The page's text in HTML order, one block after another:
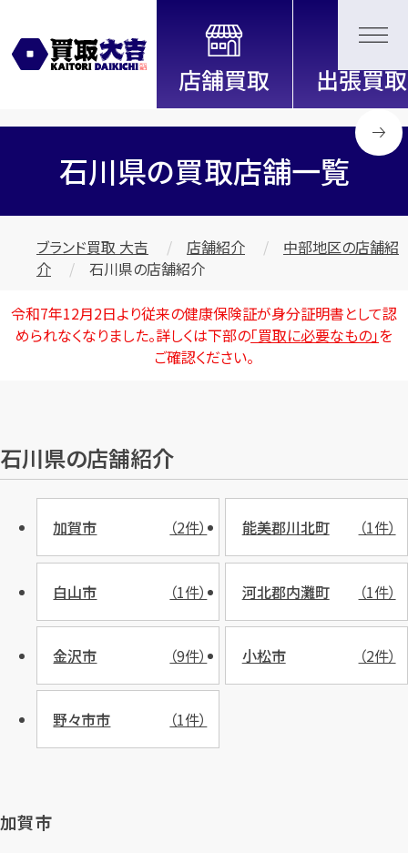
全国2200店舗以上展開中！
信頼と実績の買取専門店「買取大
吉」
石川県の買取店舗一覧
ブランド買取 大吉 店舗紹介
中部地区の店舗紹
介
石川県の店舗紹介
令和7年12月2日より従来の健康保険証が身分証明書として認
められなくなりました。詳しくは下部の「買取に必要なもの」を
ご確認ください。
石川県の店舗紹介
加賀市 （2件） 能美郡川北町 （1件）
白山市 （1件） 河北郡内灘町 （1件）
金沢市 （9件） 小松市 （2件）
野々市市 （1件）
加賀市